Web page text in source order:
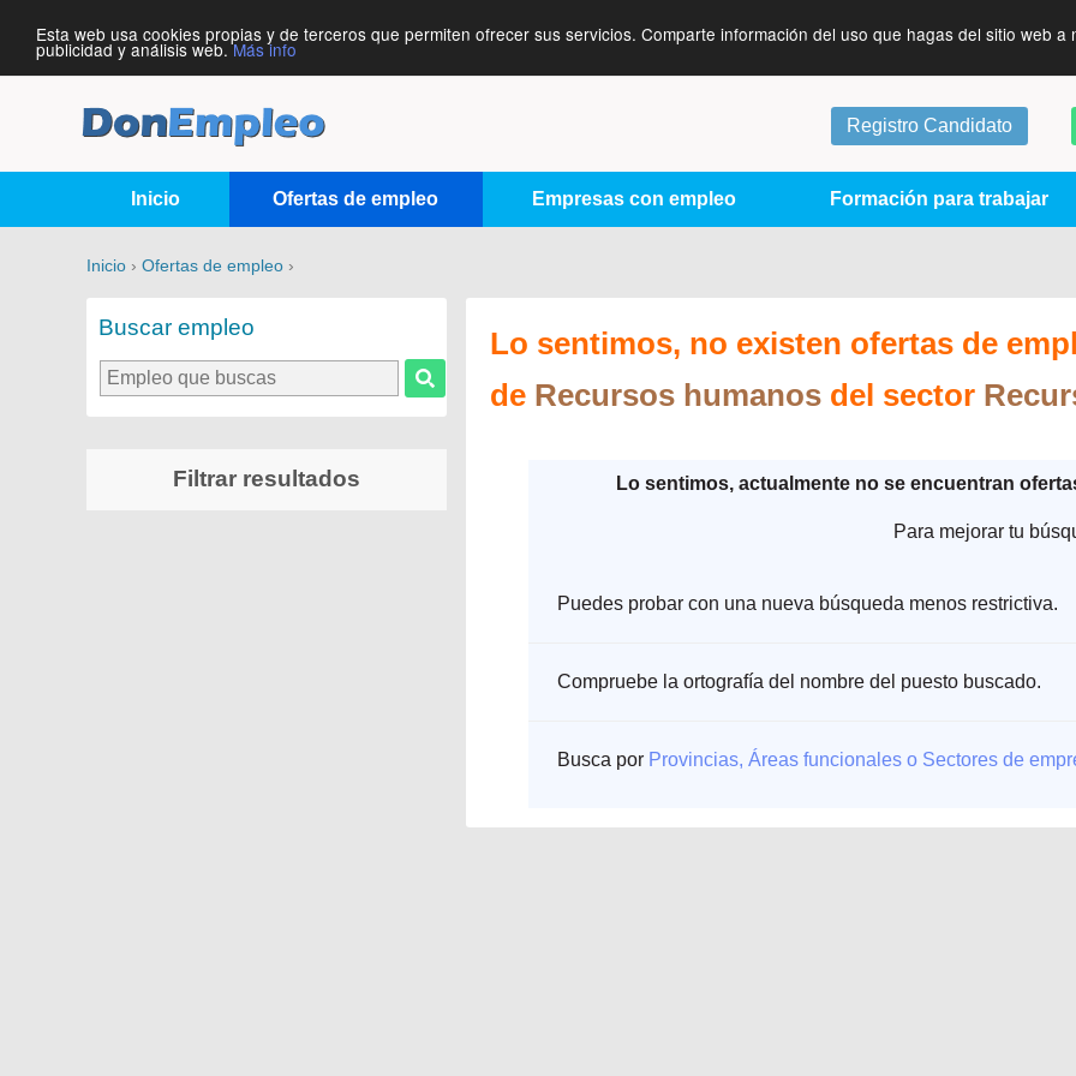
Esta web usa cookies propias y de terceros que permiten ofrecer sus servicios. Comparte información del uso que hagas del sitio web
publicidad y análisis web.Más info
Registro Candidato
Inicio Ofertas de empleo Empresas con empleo Formación para trabajar
Inicio › Ofertas de empleo ›
Buscar empleo
Filtrar resultados
Lo sentimos, no existen ofertas de
de Recursos humanos del sector
Lo sentimos, actualmente no se encuentran
Para mejorar tu
Puedes probar con una nueva búsqueda menos restrictiva.
Compruebe la ortografía del nombre del puesto buscado.
Busca por Provincias, Áreas funcionales o Sectores de